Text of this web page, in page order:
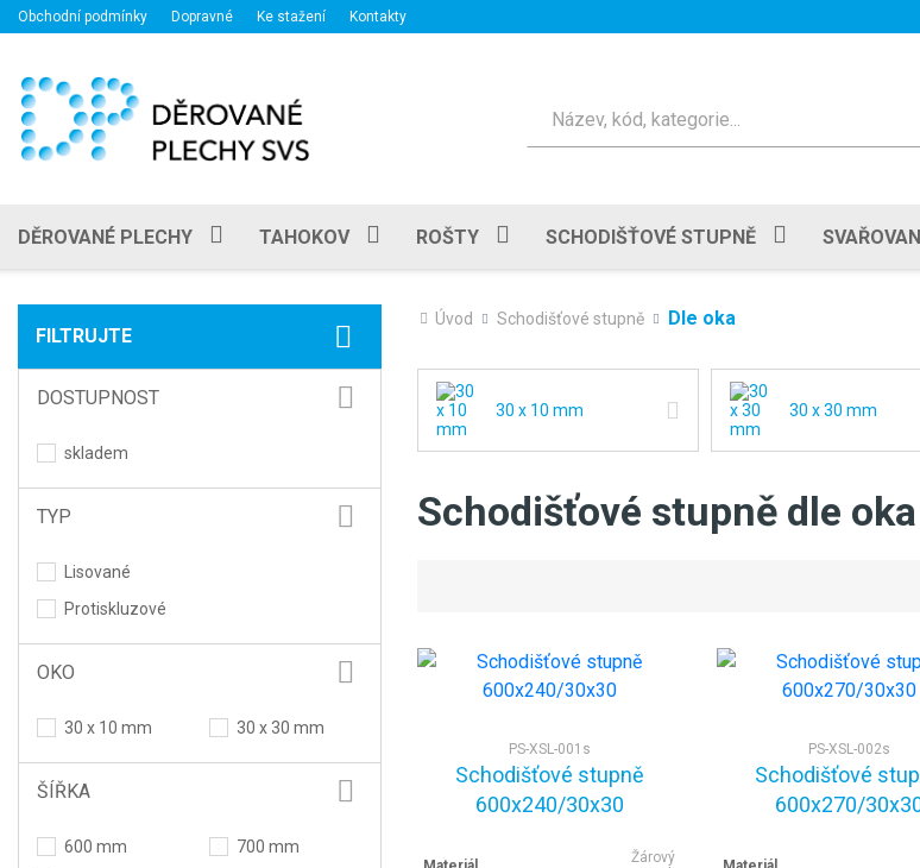
Obchodní podmínky Dopravné Ke stažení Kontakty
DĚROVANÉ PLECHY TAHOKOV ROŠTY SCHODIŠŤOVÉ STUPNĚ
FILTRUJTE
DOSTUPNOST
skladem
TYP
Lisované
Protiskluzové
OKO
30 x 10 mm 30 x 30 mm
ŠÍŘKA
600 mm
700 mm
Úvod Schodišťové stupně Dle oka
30 x 10 mm 30 x 30 mm
Schodišťové stupně dle oka
PS-XSL-001s
Schodišťové stupně
600x240/30x30
Žárový
PS-XSL-002s
Schodišťové
600x270/